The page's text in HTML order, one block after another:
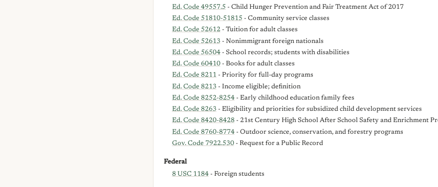
Ed. Code 49557.5 - Child Hunger Prevention and Fair Treatment Act of 2017
Ed. Code 51810-51815 - Community service classes
Ed. Code 52612- Tuition for adult classes
Ed. Code 52613 - Nonimmigrant foreign nationals
Ed. Code 56504- School records; students with disabilities
Ed. Code 60410- Books for adult classes
Ed. Code 8211 - Priority for full-day programs
Ed. Code 8213 - Income eligible; definition
Ed. Code 8252-8254- Early childhood education family fees
Ed. Code 8263 - Eligibility and priorities for subsidized child development services
Ed. Code 8420-8428- 21st Century High School After School Safety and Enrichment
Ed. Code 8760-8774- Outdoor science, conservation, and forestry programs
Gov. Code 7922.530- Request for a Public Record
Federal
8 USC 1184- Foreign students